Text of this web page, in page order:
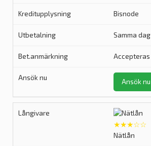
Bisnode
Samma dag
Accepteras
Ansök nu
★★★☆☆
Nätlån